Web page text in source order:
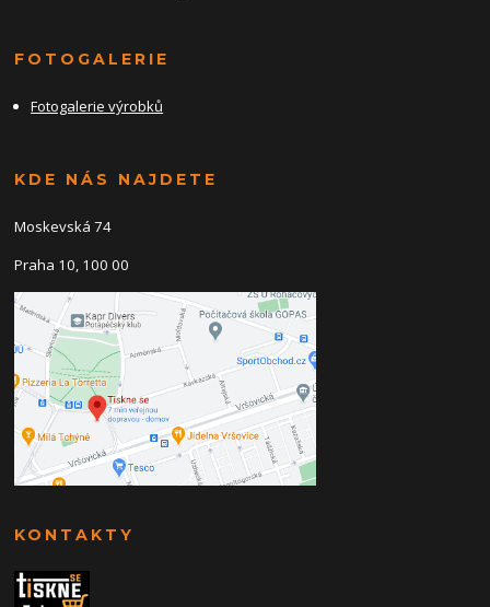
FOTOGALERIE
Fotogalerie výrobků
KDE NÁS NAJDETE
Moskevská 74
Praha 10, 100 00
KONTAKTY